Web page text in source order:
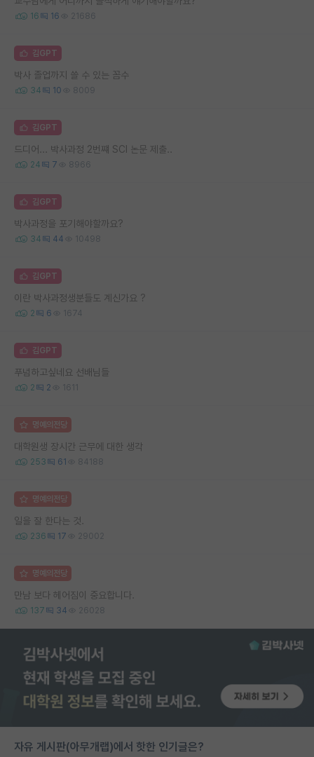
16 16 21686
김GPT
박사 졸업까지 쓸 수 있는 꼼수
34 10 8009
김GPT
드디어... 박사과정 2번쨰 SCI 논문 제출..
24 7 8966
김GPT
박사과정을 포기해야할까요?
34 44 10498
김GPT
이란 박사과정생분들도 계신가요 ?
2 6 1674
김GPT
푸념하고싶네요 선배님들
2 2 1611
명예의전당
대학원생 장시간 근무에 대한 생각
253 61 84188
명예의전당
일을 잘 한다는 것.
236 17 29002
명예의전당
만남 보다 헤어짐이 중요합니다.
137 34 26028
자유 게시판(아무개랩)에서 핫한 인기글은?